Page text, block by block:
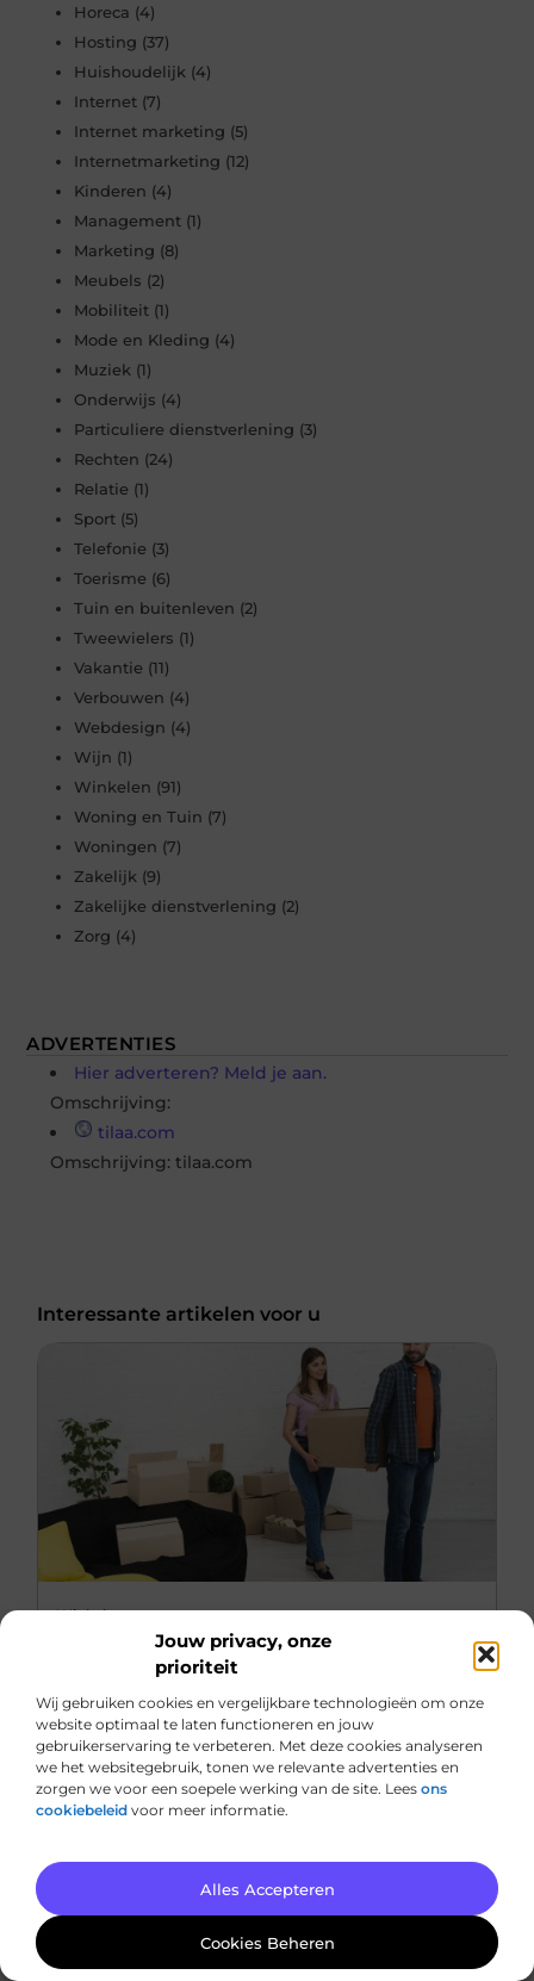
Jouw privacy, onze
prioriteit
Wij gebruiken cookies en vergelijkbare technologieën om onze
website optimaal te laten functioneren en jouw
gebruikerservaring te verbeteren. Met deze cookies analyseren
we het websitegebruik, tonen we relevante advertenties en
zorgen we voor een soepele werking van de site. Lees ons
cookiebeleid voor meer informatie.
Alles Accepteren
Cookies Beheren
Horeca (4)
Hosting (37)
Huishoudelijk (4)
Internet (7)
Internet marketing (5)
Internetmarketing (12)
Kinderen (4)
Management (1)
Marketing (8)
Meubels (2)
Mobiliteit (1)
Mode en Kleding (4)
Muziek (1)
Onderwijs (4)
Particuliere dienstverlening (3)
Rechten (24)
Relatie (1)
Sport (5)
Telefonie (3)
Toerisme (6)
Tuin en buitenleven (2)
Tweewielers (1)
Vakantie (11)
Verbouwen (4)
Webdesign (4)
Wijn (1)
Winkelen (91)
Woning en Tuin (7)
Woningen (7)
Zakelijk (9)
Zakelijke dienstverlening (2)
Zorg (4)
ADVERTENTIES
Hier adverteren? Meld je aan.
Omschrijving:
tilaa.com
Omschrijving: tilaa.com
Interessante artikelen voor u
Winkelen
Verhuisbedrijf in Venray? Hier is alles wat je
moet weten
Verhuizen kan een stressvolle ervaring zijn, vooral
in een nieuwe stad als Venray. Of je nu een lokale
bewoner bent die verhuist naar een nieuwe
woning of een verhuisbedrijf dat zijn diensten
aanbiedt, het kiezen van het juiste verhuisbedrijf